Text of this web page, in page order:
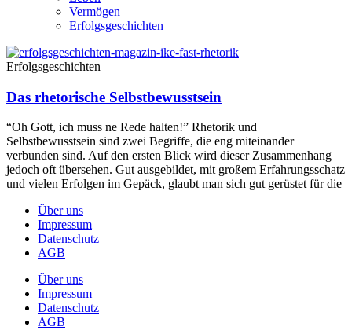
Vermögen
Erfolgsgeschichten
Erfolgsgeschichten
Das rhetorische Selbstbewusstsein
“Oh Gott, ich muss ne Rede halten!” Rhetorik und
Selbstbewusstsein sind zwei Begriffe, die eng miteinander
verbunden sind. Auf den ersten Blick wird dieser Zusammenhang
jedoch oft übersehen. Gut ausgebildet, mit großem Erfahrungsschatz
und vielen Erfolgen im Gepäck, glaubt man sich gut gerüstet für die
Über uns
Impressum
Datenschutz
AGB
Über uns
Impressum
Datenschutz
AGB